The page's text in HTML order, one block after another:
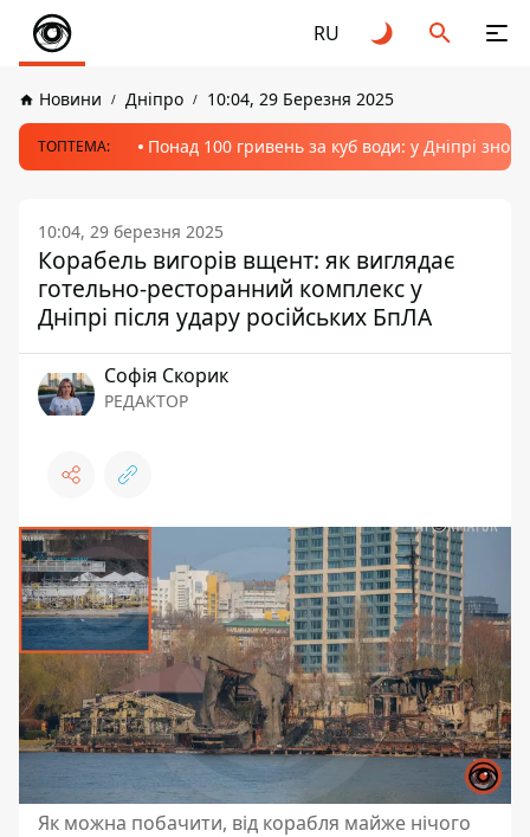
RU
Новини Дніпро 10:04, 29 Березня 2025
ТОПТЕМА: Понад 100 гривень за куб води: у Дніпрі
10:04, 29 березня 2025
Корабель вигорів вщент: як виглядає
готельно-ресторанний комплекс у
Дніпрі після удару російських БпЛА
Софія Скорик
РЕДАКТОР
Як можна побачити, від корабля майже нічого